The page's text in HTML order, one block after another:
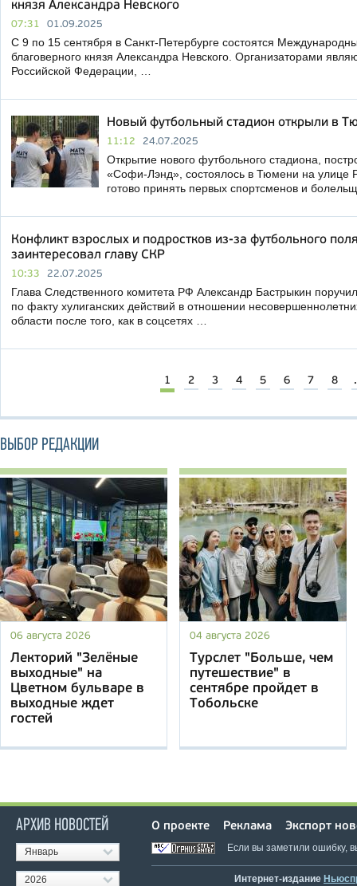
князя Александра Невского
07:31 01.09.2025
С 9 по 15 сентября в Санкт-Петербурге состоятся
благоверного князя Александра Невского. Организаторами
Российской Федерации, …
Новый футбольный стадион открыли в
11:12 24.07.2025
Открытие нового футбольного стадиона,
«Софи-Лэнд», состоялось в Тюмени на улице
готово принять первых спортсменов и
Конфликт взрослых и подростков из-за футбольного
заинтересовал главу СКР
10:33 22.07.2025
Глава Следственного комитета РФ Александр Бастрыкин
по факту хулиганских действий в отношении
области после того, как в соцсетях …
1 2 3 4 5 6 7 8
ВЫБОР РЕДАКЦИИ
06 августа 2026
Лекторий "Зелёные
выходные" на
Цветном бульваре в
выходные ждет
гостей
04 августа 2026
Турслет "Больше, чем
путешествие" в
сентябре пройдет в
Тобольске
АРХИВ НОВОСТЕЙ
Январь
2026
О проекте Реклама Экспорт
Если вы заметили ошибку,
Интернет-издание